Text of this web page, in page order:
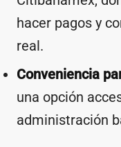
hacer pagos y
real.
Conveniencia
una opción
administración